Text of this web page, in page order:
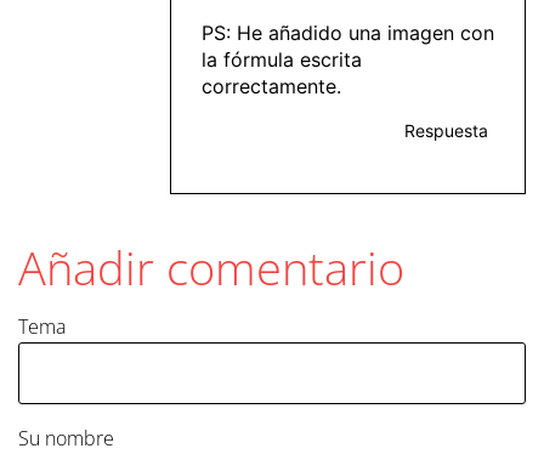
PS: He añadido una imagen con
la fórmula escrita
correctamente.
Respuesta
Añadir comentario
Tema
Su nombre